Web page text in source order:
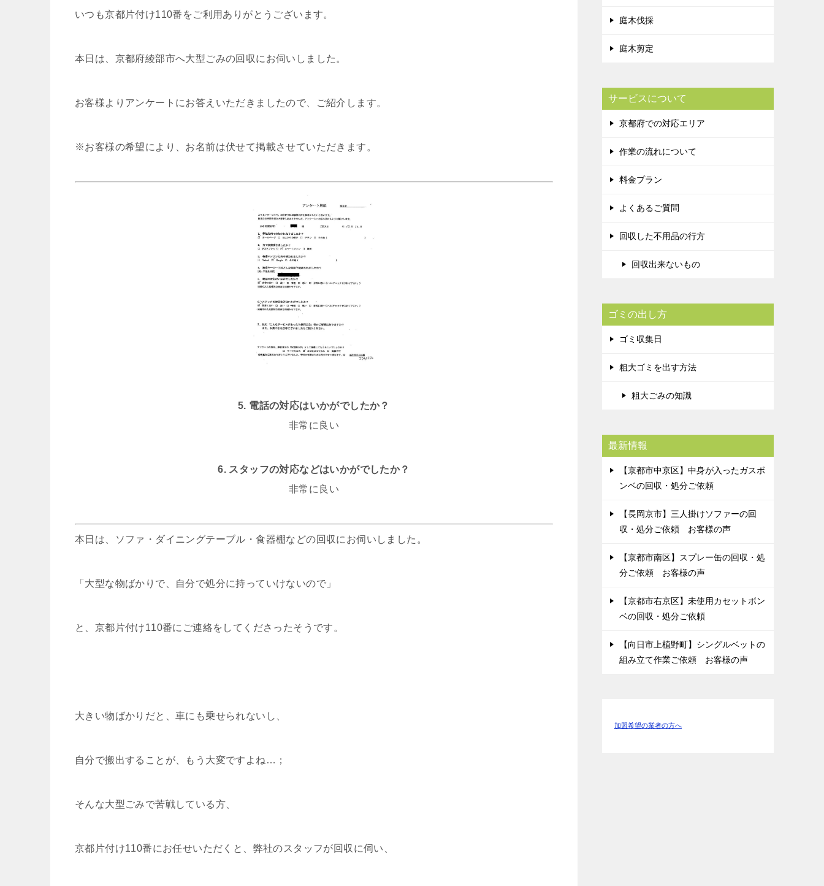
いつも京都片付け110番をご利用ありがとうございます。
本日は、京都府綾部市へ大型ごみの回収にお伺いしました。
お客様よりアンケートにお答えいただきましたので、ご紹介します。
※お客様の希望により、お名前は伏せて掲載させていただきます。
5. 電話の対応はいかがでしたか？
非常に良い
6. スタッフの対応などはいかがでしたか？
非常に良い
本日は、ソファ・ダイニングテーブル・食器棚などの回収にお伺いしました。
「大型な物ばかりで、自分で処分に持っていけないので」
と、京都片付け110番にご連絡をしてくださったそうです。
大きい物ばかりだと、車にも乗せられないし、
自分で搬出することが、もう大変ですよね…；
そんな大型ごみで苦戦している方、
京都片付け110番にお任せいただくと、弊社のスタッフが回収に伺い、
庭木伐採
庭木剪定
サービスについて
京都府での対応エリア
作業の流れについて
料金プラン
よくあるご質問
回収した不用品の行方
回収出来ないもの
ゴミの出し方
ゴミ収集日
粗大ゴミを出す方法
粗大ごみの知識
最新情報
【京都市中京区】中身が入ったガスボ
ンベの回収・処分ご依頼
【長岡京市】三人掛けソファーの回
収・処分ご依頼 お客様の声
【京都市南区】スプレー缶の回収・処
分ご依頼 お客様の声
【京都市右京区】未使用カセットボン
ベの回収・処分ご依頼
【向日市上植野町】シングルベットの
組み立て作業ご依頼 お客様の声
加盟希望の業者の方へ